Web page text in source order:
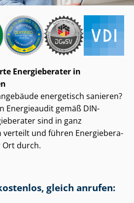
Energieberater in
energetisch sanieren?
Energieaudit gemäß DIN-
sind in ganz
verteilt und führen En­er­gie­be­ra­
Ort durch.
gleich anrufen: